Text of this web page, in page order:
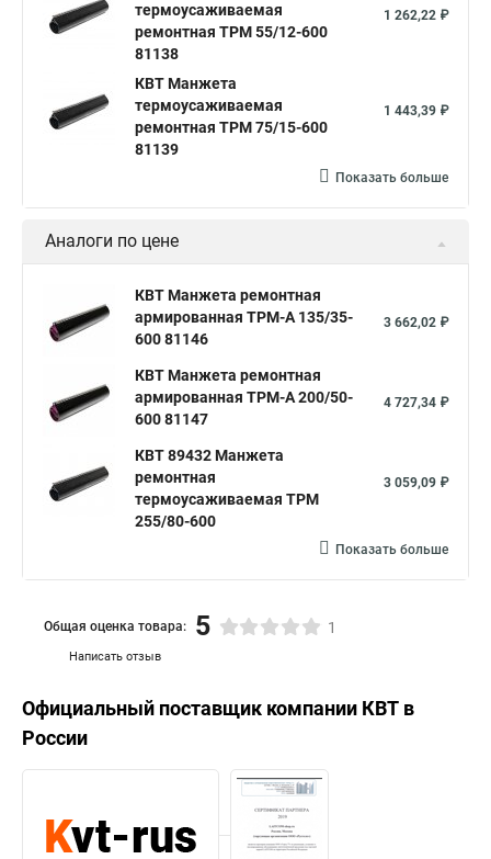
термоусаживаемая
ремонтная ТРМ 55/12-600
81138
1 262,22 ₽
КВТ Манжета
термоусаживаемая
ремонтная ТРМ 75/15-600
81139
1 443,39 ₽
Показать больше
Аналоги по цене
КВТ Манжета ремонтная
армированная ТРМ-А 135/35-
600 81146
3 662,02 ₽
КВТ Манжета ремонтная
армированная ТРМ-А 200/50-
600 81147
4 727,34 ₽
КВТ 89432 Манжета
ремонтная
термоусаживаемая ТРМ
255/80-600
3 059,09 ₽
Показать больше
Написать отзыв
Общая оценка товара: 5 1
Официальный поставщик компании КВТ в
России